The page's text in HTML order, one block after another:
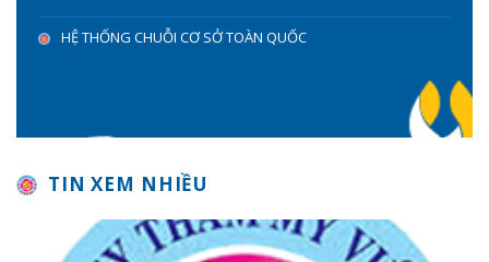
HỆ THỐNG CHUỖI CƠ SỞ TOÀN QUỐC
TIN XEM NHIỀU